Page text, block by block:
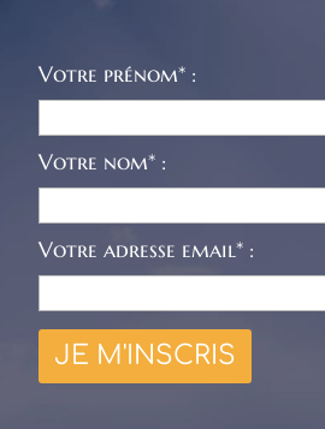
Votre prénom* :
Votre nom* :
Votre adresse email* :